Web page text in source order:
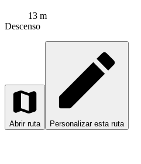
13 m
Descenso
Abrir ruta Personalizar esta ruta